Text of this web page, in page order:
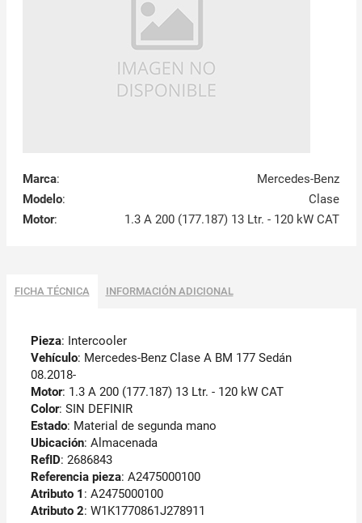
Marca:
Mercedes-Benz
Modelo:
Clase
Motor: 1.3 A 200 (177.187) 13 Ltr. - 120 kW CAT
FICHA TÉCNICA INFORMACIÓN ADICIONAL
Pieza: Intercooler
Vehículo: Mercedes-Benz Clase A BM 177 Sedán
08.2018-
Motor: 1.3 A 200 (177.187) 13 Ltr. - 120 kW CAT
Color: SIN DEFINIR
Estado: Material de segunda mano
Ubicación: Almacenada
RefID: 2686843
Referencia pieza: A2475000100
Atributo 1 : A2475000100
Atributo 2: W1K1770861J278911